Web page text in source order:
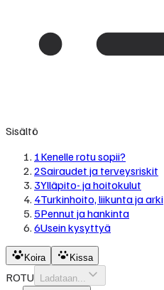
Sisältö
1Kenelle rotu sopii?
2Sairaudet ja terveysriskit
3Ylläpito- ja hoitokulut
4Turkinhoito, liikunta ja arki
5Pennut ja hankinta
6Usein kysyttyä
Koira Kissa
ROTU Ladataan...